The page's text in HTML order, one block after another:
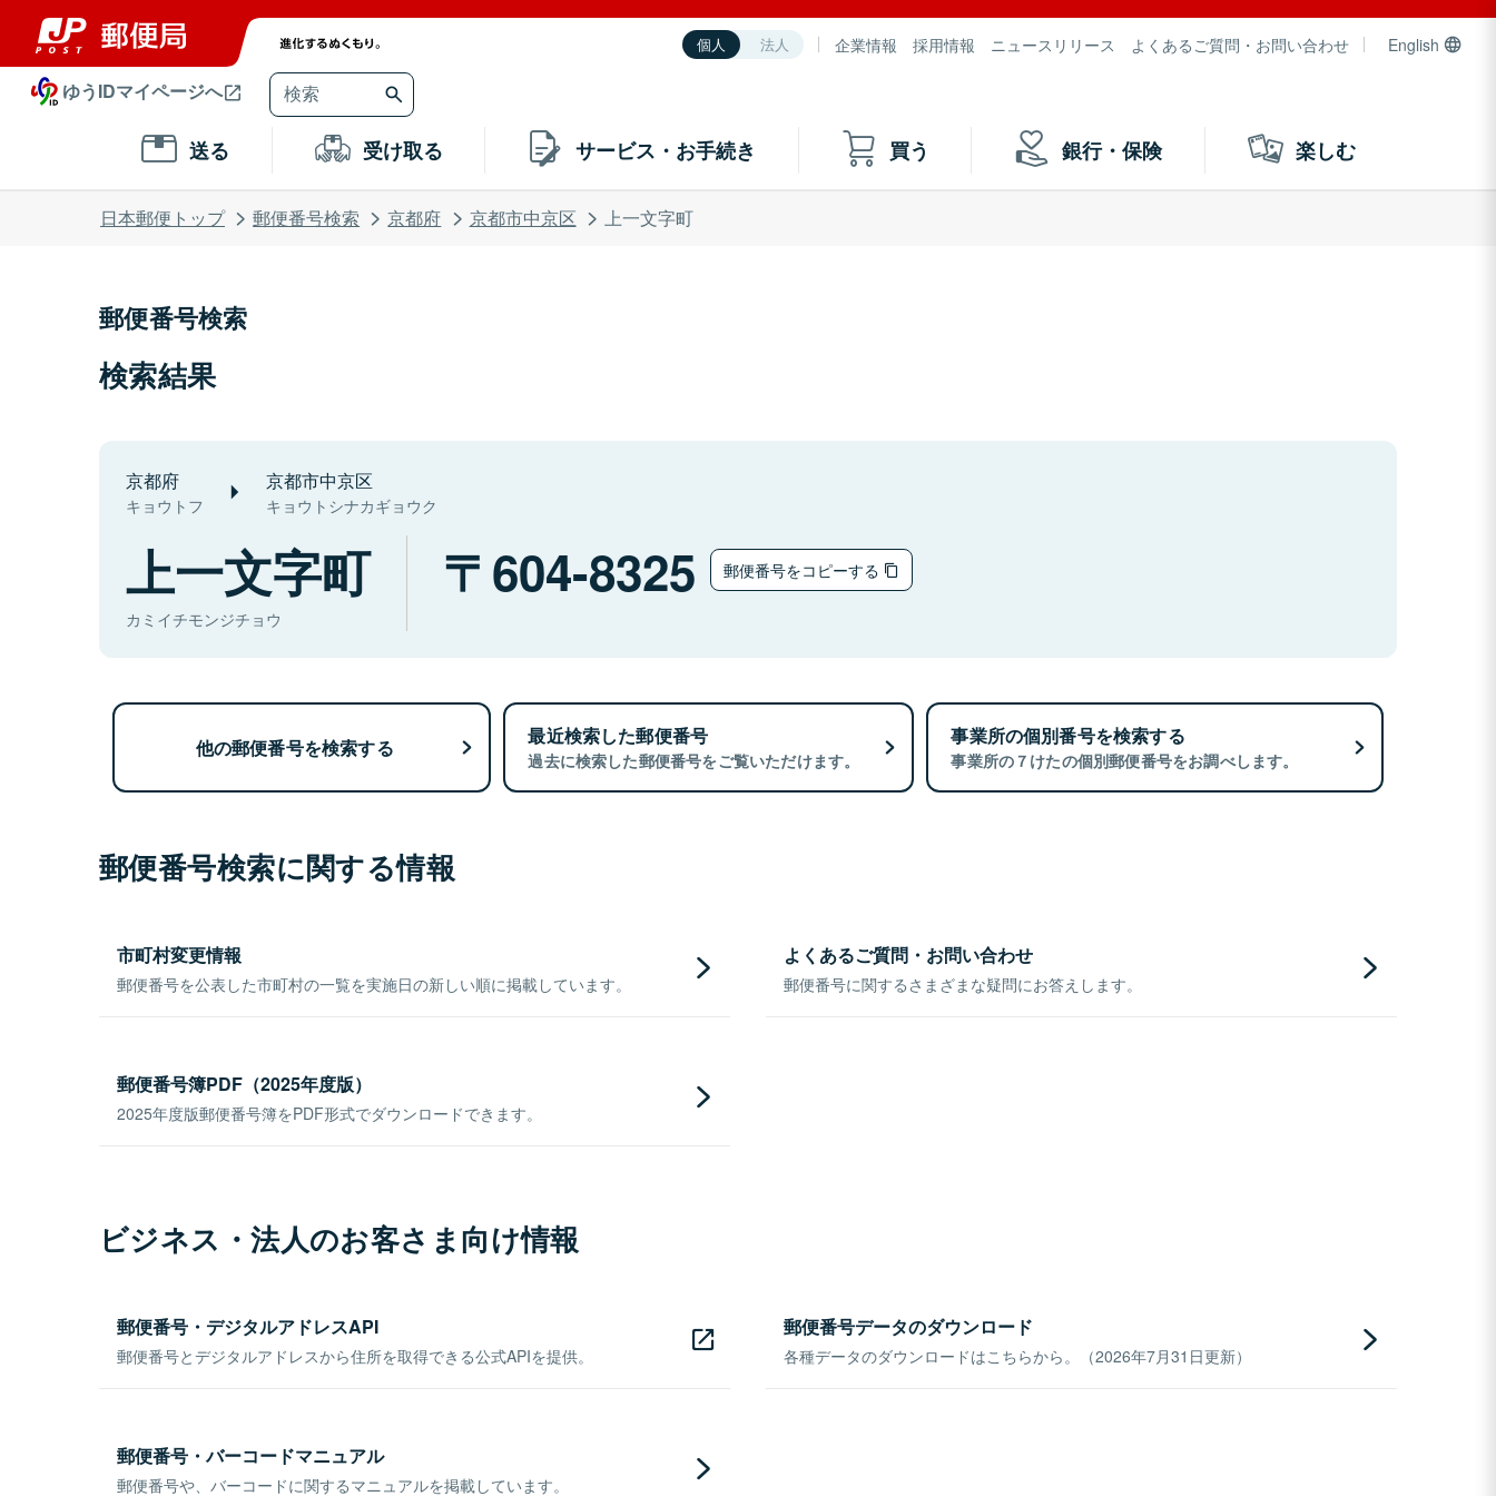
個人 法人 企業情報 採用情報 ニュースリリース よくあるご質問・お問い合わせ English
ゆうIDマイページへ
送る 受け取る サービス・お手続き 買う 銀行・保険 楽しむ
日本郵便トップ 郵便番号検索 京都府 京都市中京区 上一文字町
郵便番号検索
検索結果
京都府
キョウトフ
京都市中京区
キョウトシナカギョウク
上一文字町
カミイチモンジチョウ
604-8325 郵便番号をコピーする
他の郵便番号を検索する 最近検索した郵便番号
過去に検索した郵便番号をご覧いただけます。
事業所の個別番号を検索する
事業所の７けたの個別郵便番号をお調べします。
郵便番号検索に関する情報
市町村変更情報
郵便番号を公表した市町村の一覧を実施日の新しい順に掲載しています。
よくあるご質問・お問い合わせ
郵便番号に関するさまざまな疑問にお答えします。
郵便番号簿PDF（2025年度版）
2025年度版郵便番号簿をPDF形式でダウンロードできます。
ビジネス・法人のお客さま向け情報
郵便番号・デジタルアドレスAPI
郵便番号とデジタルアドレスから住所を取得できる公式APIを提供。
郵便番号データのダウンロード
各種データのダウンロードはこちらから。（2026年7月31日更新）
郵便番号・バーコードマニュアル
郵便番号や、バーコードに関するマニュアルを掲載しています。